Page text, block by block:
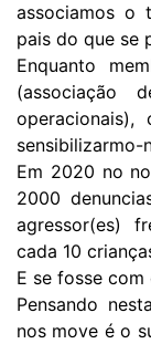
associamos o
pais do que se
Enquanto
(associação
sensibilizarmo-
Em 2020 no
2000
agressor(es)
cada 10
E se fosse
Pensando
nos move é o